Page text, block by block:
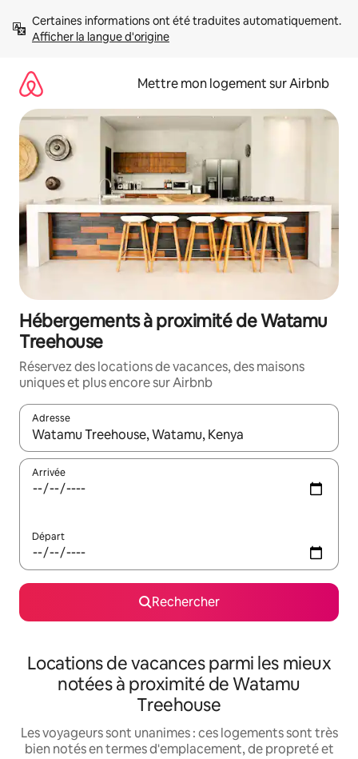
directement
Afficher la langue d'origine
Mettre mon logement sur Airbnb
Hébergements à proximité de Watamu
Treehouse
Réservez des locations de vacances, des maisons
uniques et plus encore sur Airbnb
Adresse
Lorsque les résultats s'affichent, utilisez les flèches vers le
Arrivée
Départ
Rechercher
Locations de vacances parmi les mieux
notées à proximité de Watamu
Treehouse
Les voyageurs sont unanimes : ces logements sont très
bien notés en termes d'emplacement, de propreté et